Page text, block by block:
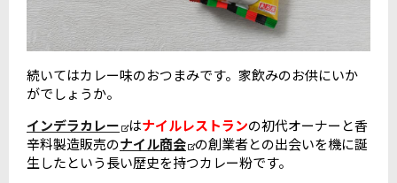
続いてはカレー味のおつまみです。家飲みのお供にいか
がでしょうか。
インデラカレー はナイルレストランの初代オーナーと香
辛料製造販売のナイル商会 の創業者との出会いを機に誕
生したという長い歴史を持つカレー粉です。